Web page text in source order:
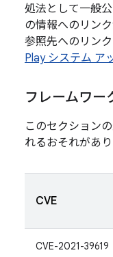
処法として一般
の情報へのリン
参照先へのリン
Play システム ア
フレームワー
このセクション
れるおそれがあり
CVE
CVE-2021-39619